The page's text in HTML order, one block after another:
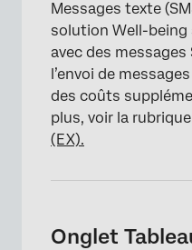
Messages texte
solution Well-being
avec des
l’envoi de
des coûts
plus, voir la rubrique
(EX).
Onglet